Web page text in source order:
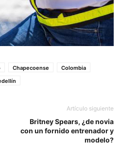
Chapecoense
Colombia
Artículo siguiente
Britney Spears, ¿de novia
con un fornido entrenador y
modelo?